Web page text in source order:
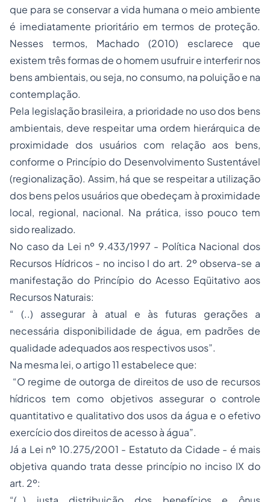
que para se conservar a vida humana o meio ambiente
é imediatamente prioritário em termos de proteção.
Nesses termos, Machado (2010) esclarece que
existem três formas de o homem usufruir e interferir nos
bens ambientais, ou seja, no consumo, na poluição e na
contemplação.
Pela legislação brasileira, a prioridade no uso dos bens
ambientais, deve respeitar uma ordem hierárquica de
proximidade dos usuários com relação aos bens,
conforme o Princípio do Desenvolvimento Sustentável
(regionalização). Assim, há que se respeitar a utilização
dos bens pelos usuários que obedeçam à proximidade
local, regional, nacional. Na prática, isso pouco tem
sido realizado.
No caso da Lei nº 9.433/1997 - Política Nacional dos
Recursos Hídricos - no inciso I do art. 2º observa-se a
manifestação do Princípio do Acesso Eqüitativo aos
Recursos Naturais:
“ (..) assegurar à atual e às futuras gerações a
necessária disponibilidade de água, em padrões de
qualidade adequados aos respectivos usos”.
Na mesma lei, o artigo 11 estabelece que:
“O regime de outorga de direitos de uso de recursos
hídricos tem como objetivos assegurar o controle
quantitativo e qualitativo dos usos da água e o efetivo
exercício dos direitos de acesso à água”.
Já a Lei nº 10.275/2001 - Estatuto da Cidade - é mais
objetiva quando trata desse princípio no inciso IX do
art. 2º: